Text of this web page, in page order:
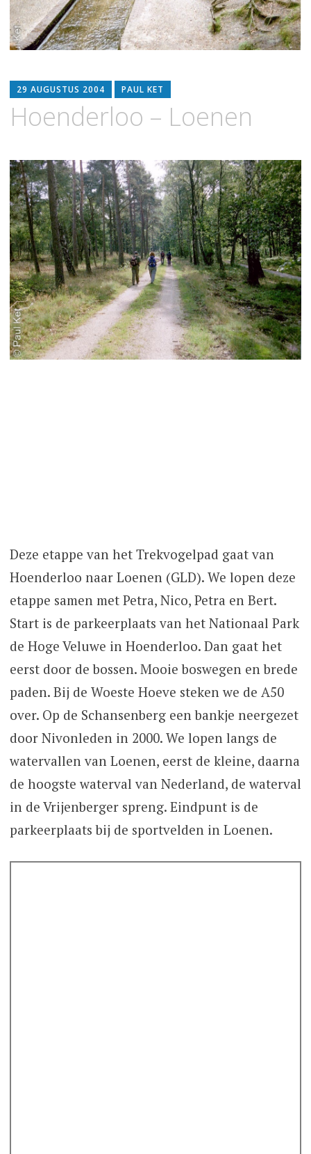
29 AUGUSTUS 2004 PAUL KET
Hoenderloo – Loenen
Deze etappe van het Trekvogelpad gaat van
Hoenderloo naar Loenen (GLD). We lopen deze
etappe samen met Petra, Nico, Petra en Bert.
Start is de parkeerplaats van het Nationaal Park
de Hoge Veluwe in Hoenderloo. Dan gaat het
eerst door de bossen. Mooie boswegen en brede
paden. Bij de Woeste Hoeve steken we de A50
over. Op de Schansenberg een bankje neergezet
door Nivonleden in 2000. We lopen langs de
watervallen van Loenen, eerst de kleine, daarna
de hoogste waterval van Nederland, de waterval
in de Vrijenberger spreng. Eindpunt is de
parkeerplaats bij de sportvelden in Loenen.